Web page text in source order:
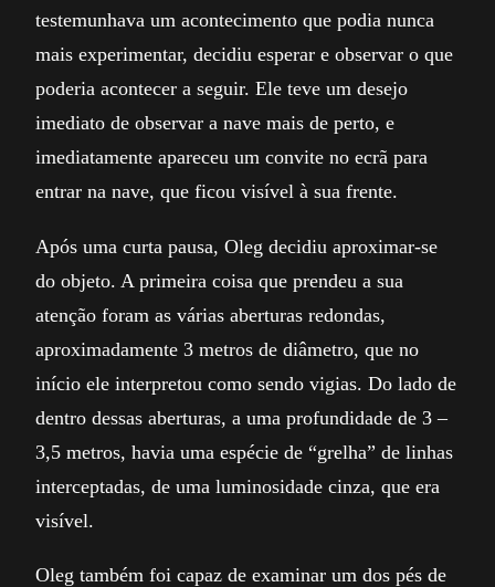
testemunhava um acontecimento que podia nunca
mais experimentar, decidiu esperar e observar o que
poderia acontecer a seguir. Ele teve um desejo
imediato de observar a nave mais de perto, e
imediatamente apareceu um convite no ecrã para
entrar na nave, que ficou visível à sua frente.
Após uma curta pausa, Oleg decidiu aproximar-se
do objeto. A primeira coisa que prendeu a sua
atenção foram as várias aberturas redondas,
aproximadamente 3 metros de diâmetro, que no
início ele interpretou como sendo vigias. Do lado de
dentro dessas aberturas, a uma profundidade de 3 –
3,5 metros, havia uma espécie de “grelha” de linhas
interceptadas, de uma luminosidade cinza, que era
visível.
Oleg também foi capaz de examinar um dos pés de